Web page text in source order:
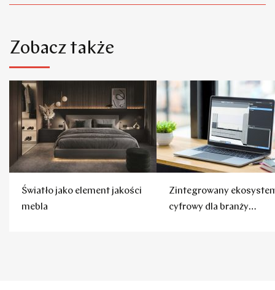
Zobacz także
Światło jako element jakości
mebla
Zintegrowany
cyfrowy dla branży